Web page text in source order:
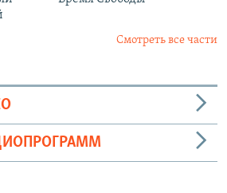
Смотреть все части